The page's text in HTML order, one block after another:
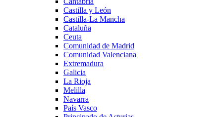
Castilla y León
Castilla-La Mancha
Cataluña
Ceuta
Comunidad de Madrid
Comunidad Valenciana
Extremadura
Galicia
La Rioja
Melilla
Navarra
País Vasco